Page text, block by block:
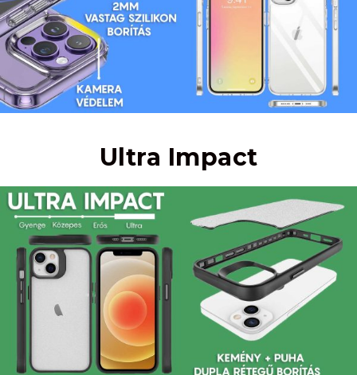
Ultra Impact